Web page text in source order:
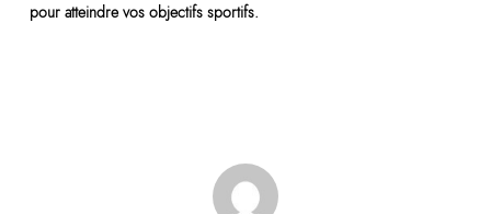
pour atteindre vos objectifs sportifs.